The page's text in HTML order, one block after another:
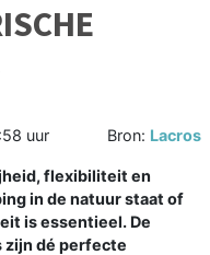
uur Bron: Lacros
flexibiliteit en
in de natuur staat of
is essentieel. De
zijn dé perfecte